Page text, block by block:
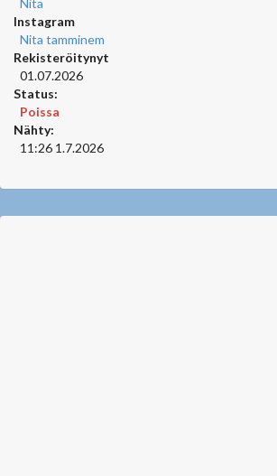
Nita
Instagram
Nita tamminem
Rekisteröitynyt
01.07.2026
Status:
Poissa
Nähty:
11:26 1.7.2026